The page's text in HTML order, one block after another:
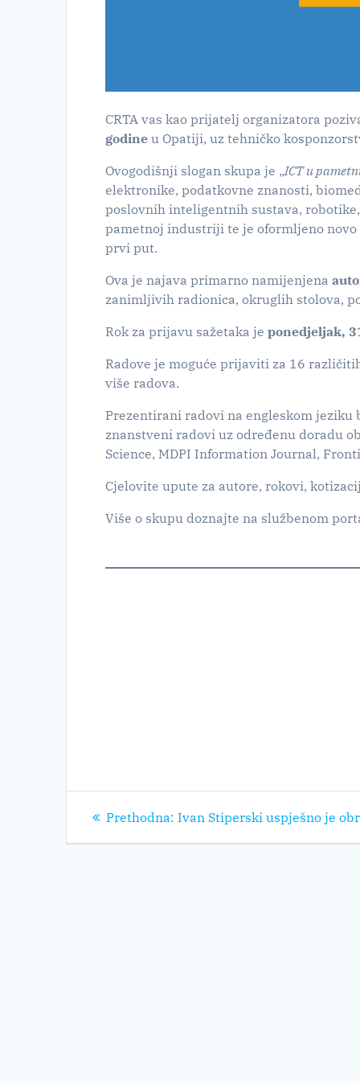
CRTA vas kao prijatelj organizatora
godineu Opatiji, uz tehničko
Ovogodišnji slogan skupa je „ICT u
elektronike, podatkovne znanosti,
poslovnih inteligentnih sustava,
pametnoj industriji te je oformljeno novo
prvi put.
Ova je najava primarno namijenjena
zanimljivih radionica, okruglih stolova,
Rok za prijavu sažetaka jeponedjeljak,
Radove je moguće prijaviti za 16
više radova.
Prezentirani radovi na engleskom jeziku
znanstveni radovi uz određenu doradu
Science, MDPI Information Journal,
Cjelovite upute za autore, rokovi,
Više o skupu doznajte na službenom
Navigacija
objava
Prethodna: Prethodni
Ivan Stiperski uspješno je